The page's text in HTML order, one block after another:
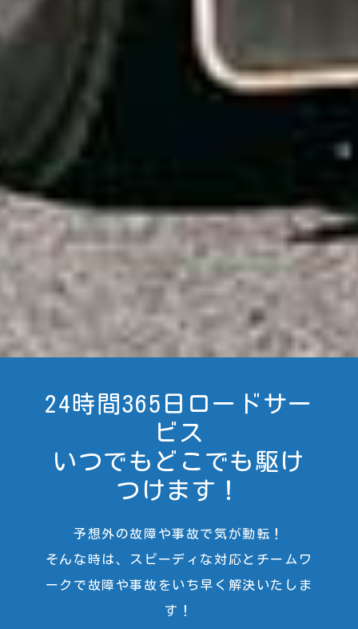
24時間365日ロードサー
ビス
いつでもどこでも駆け
つけます！
予想外の故障や事故で気が動転！
そんな時は、スピーディな対応とチームワ
ークで故障や事故をいち早く解決いたしま
す！